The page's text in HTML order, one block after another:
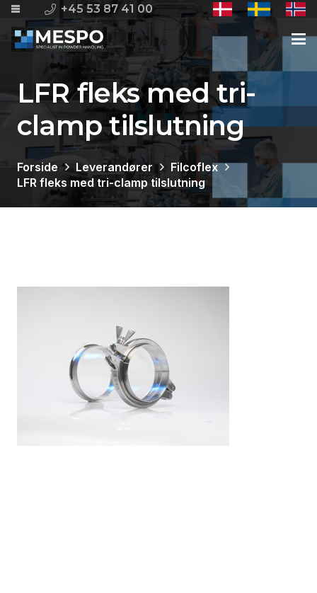
+45 53 87 41 00
LFR fleks med tri-
clamp tilslutning
Forside Leverandører
Filcoflex
LFR fleks med tri-clamp tilslutning